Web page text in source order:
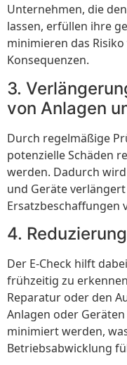
Unternehmen, die
lassen, erfüllen ihre
minimieren das
Konsequenzen.
3.
von Anlagen
Durch regelmäßige
potenzielle Schäden
werden. Dadurch
und Geräte
Ersatzbeschaffungen
4.
Der E-Check hilft
frühzeitig zu
Reparatur oder den
Anlagen oder
minimiert werden,
Betriebsabwicklung